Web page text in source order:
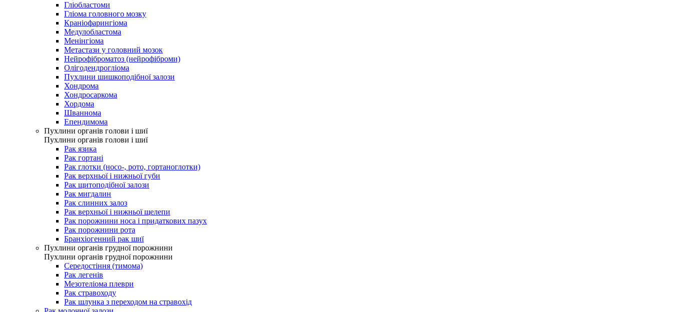
Гліобластоми
Гліома головного мозку
Краніофарингіома
Медулобластома
Менінгіома
Метастази у головний мозок
Нейрофіброматоз (нейрофіброми)
Олігодендрогліома
Пухлини шишкоподібної залози
Хондрома
Хондросаркома
Хордома
Шваннома
Епендимома
Пухлини органів голови і шиї
Пухлини органів голови і шиї
Рак язика
Рак гортані
Рак глотки (носо-, рото, гортаноглотки)
Рак верхньої і нижньої губи
Рак щитоподібної залози
Рак мигдалин
Рак слинних залоз
Рак верхньої і нижньої щелепи
Рак порожнини носа і придаткових пазух
Рак порожнини рота
Бранхіогенний рак шиї
Пухлини органів грудної порожнини
Пухлини органів грудної порожнини
Середостіння (тимома)
Рак легенів
Мезотеліома плеври
Рак стравоходу
Рак шлунка з переходом на стравохід